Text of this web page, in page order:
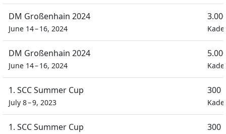
DM Großenhain 2024
June 14 – 16, 2024
DM Großenhain 2024
June 14 – 16, 2024
1. SCC Summer Cup
July 8 – 9, 2023
300
1. SCC Summer Cup 300